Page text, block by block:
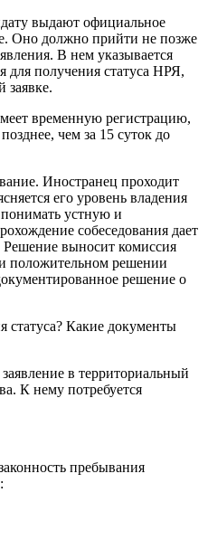
выдают официальное
Оно должно прийти не позже
В нем указывается
для получения статуса НРЯ,
заявке.
временную регистрацию,
чем за 15 суток до
Иностранец проходит
его уровень владения
устную и
собеседования дает
выносит комиссия
положительном решении
решение о
статуса? Какие документы
в территориальный
К нему потребуется
пребывания